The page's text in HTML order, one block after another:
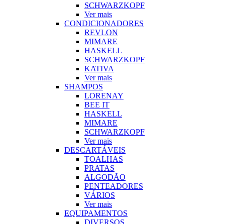
SCHWARZKOPF
Ver mais
CONDICIONADORES
REVLON
MIMARE
HASKELL
SCHWARZKOPF
KATIVA
Ver mais
SHAMPOS
LORENAY
BEE IT
HASKELL
MIMARE
SCHWARZKOPF
Ver mais
DESCARTÁVEIS
TOALHAS
PRATAS
ALGODÃO
PENTEADORES
VÁRIOS
Ver mais
EQUIPAMENTOS
DIVERSOS